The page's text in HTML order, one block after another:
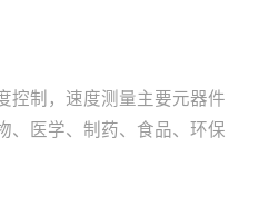
控制，速度测量主要元器件
、医学、制药、食品、环保